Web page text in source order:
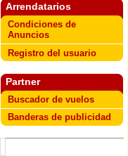
Arrendatarios
Condiciones de
Anuncios
Registro del usuario
Partner
Buscador de vuelos
Banderas de publicidad